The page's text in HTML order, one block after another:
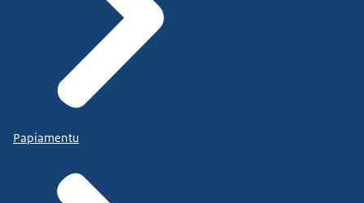
Papiamentu